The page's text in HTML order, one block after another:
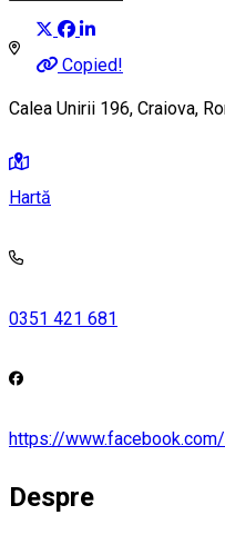
Copied!
Calea Unirii 196, Craiova,
Hartă
0351 421 681
https://
Despre